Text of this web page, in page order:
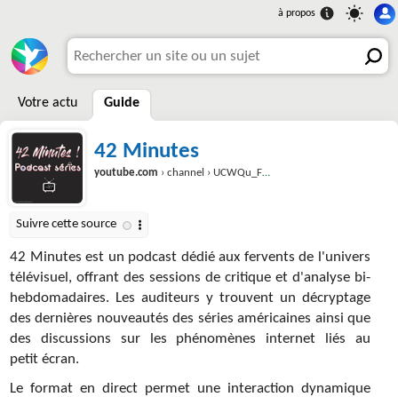
Votre actu Guide
42 Minutes
youtube.com › channel › UCWQu_FwZKlyhLTBr81BZ2Kg
42 Minutes est un podcast dédié aux fervents de l'univers
télévisuel, offrant des sessions de critique et d'analyse bi-
hebdomadaires. Les auditeurs y trouvent un décryptage
des dernières nouveautés des séries américaines ainsi que
des discussions sur les phénomènes internet liés au
petit écran.
Le format en direct permet une interaction dynamique